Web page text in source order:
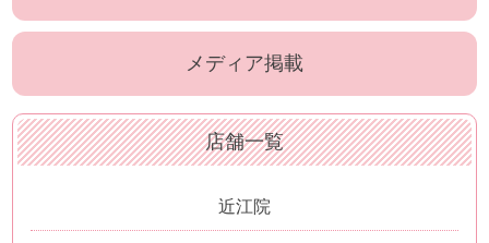
メディア掲載
店舗一覧
近江院